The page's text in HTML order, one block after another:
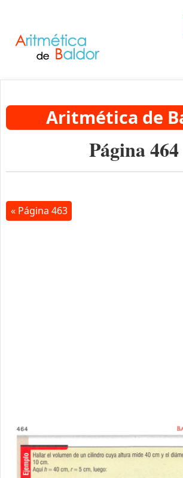
Aritmética de
Página 464
« Página 463